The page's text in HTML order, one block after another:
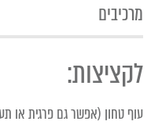
מרכיבים
לקציצות:
עוף טחון (אפשר גם פרגית או